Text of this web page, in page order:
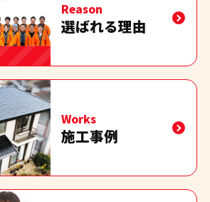
Reason
選ばれる理由
Works
施工事例